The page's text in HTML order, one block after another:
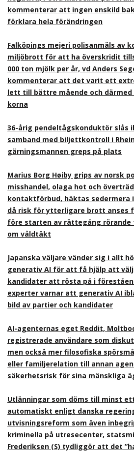
kommenterar att ingen enskild
förklara hela förändringen
Falköpings mejeri polisanmäls av
miljöbrott för att ha överskridit
000 ton mjölk per år, vd Anders
kommenterar att det varit ett
lett till bättre mående och
korna
36-årig pendeltågskonduktör slås
samband med biljettkontroll i
gärningsmannen greps på plats
Marius Borg Høiby grips av norsk
misshandel, olaga hot och
kontaktförbud, häktas sedermera
då risk för ytterligare brott anses
före starten av rättegång rörande
om våldtäkt
Japanska väljare vänder sig i allt
generativ AI för att få hjälp att
kandidater att rösta på i
experter varnar att generativ AI
bild av partier och kandidater
AI-agenternas eget Reddit,
registrerade användare som
men också mer filosofiska
eller familjerelation till annan
säkerhetsrisk för sina mänskliga
Utlänningar som döms till minst
automatiskt enligt danska
utvisningsreform som även
kriminella på utresecenter,
Frederiksen (S) tydliggör att det